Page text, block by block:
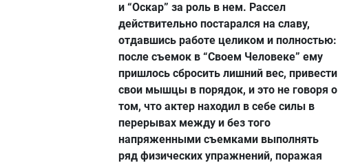
и “Оскар” за роль в нем. Рассел
действительно постарался на славу,
отдавшись работе целиком и полностью:
после съемок в “Своем Человеке” ему
пришлось сбросить лишний вес, привести
свои мышцы в порядок, и это не говоря о
том, что актер находил в себе силы в
перерывах между и без того
напряженными съемками выполнять
ряд физических упражнений, поражая